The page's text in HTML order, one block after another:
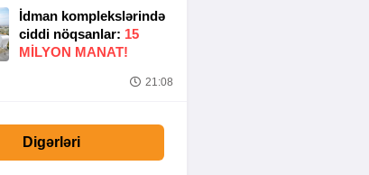
İdman komplekslərində
ciddi nöqsanlar: 15
MILYON MANAT!
21:08
Digərləri